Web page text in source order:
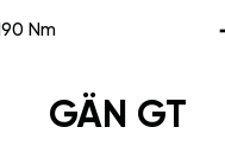
Nm
GÄN GT